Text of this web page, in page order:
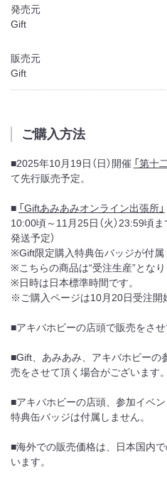
発売元
Gift
販売元
Gift
ご購入方法
■2025年10月19日（日）開催 「第十
て先行販売予定。
■ 「Giftあみあみオンライン出張所」
10:00頃～11月25日（火）23:59頃
発送予定）
※Gift限定購入特典缶バッジが付属
※こちらの商品は“受注生産”となり
※日時は日本標準時間です。
※ご購入ページは10月20日受注開
■アキバホビーの店頭で販売をさせ
■Gift、あみあみ、アキバホビーの
売をさせて頂く場合がございます。
■アキバホビーの店頭、参加イベ
特典缶バッジは付属しません。
■海外での販売価格は、日本国内
います。